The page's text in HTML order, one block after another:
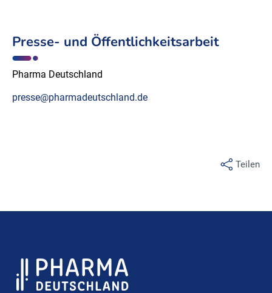
Presse- und Öffentlichkeitsarbeit
Pharma Deutschland
presse@pharmadeutschland.de
Teilen